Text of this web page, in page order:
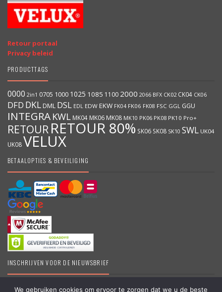
Retour portaal
Privacy beleid
PRODUCTTAGS
0000 2in1 0705 1000 1025 1085 1100 2000 2066 BFX CK02 CK04 CK06
DFD DKL DML DSL EDL EDW EKW FK04 FK06 FK08 FSC GGL GGU
INTEGRA KWL MK04 MK06 MK08 MK10 PK06 PK08 PK10 Pro+
RETOUR RETOUR 80% SK06 SK08 SK10 SWL UK04
UK08VELUX
BETAALOPTIES & BEVEILIGING
INSCHRIJVEN VOOR DE NIEUWSBRIEF
We gebruiken cookies om ervoor te zorgen dat we u de beste